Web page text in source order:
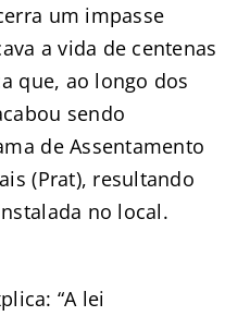
um impasse
a vida de centenas
que, ao longo dos
sendo
de Assentamento
(Prat), resultando
no local.
“A lei